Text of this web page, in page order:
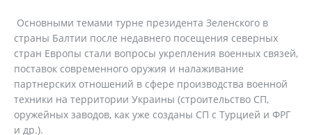
Основными темами турне президента Зеленского в
страны Балтии после недавнего посещения северных
стран Европы стали вопросы укрепления военных связей,
поставок современного оружия и налаживание
партнерских отношений в сфере производства военной
техники на территории Украины (строительство СП,
оружейных заводов, как уже созданы СП с Турцией и ФРГ
и др.).